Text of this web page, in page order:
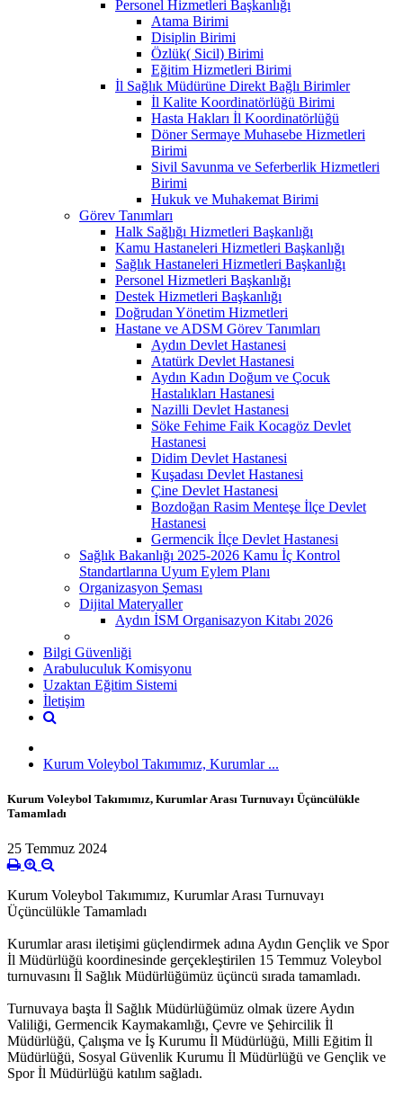
Personel Hizmetleri Başkanlığı
Atama Birimi
Disiplin Birimi
Özlük( Sicil) Birimi
Eğitim Hizmetleri Birimi
İl Sağlık Müdürüne Direkt Bağlı Birimler
İl Kalite Koordinatörlüğü Birimi
Hasta Hakları İl Koordinatörlüğü
Döner Sermaye Muhasebe Hizmetleri
Birimi
Sivil Savunma ve Seferberlik Hizmetleri
Birimi
Hukuk ve Muhakemat Birimi
Görev Tanımları
Halk Sağlığı Hizmetleri Başkanlığı
Kamu Hastaneleri Hizmetleri Başkanlığı
Sağlık Hastaneleri Hizmetleri Başkanlığı
Personel Hizmetleri Başkanlığı
Destek Hizmetleri Başkanlığı
Doğrudan Yönetim Hizmetleri
Hastane ve ADSM Görev Tanımları
Aydın Devlet Hastanesi
Atatürk Devlet Hastanesi
Aydın Kadın Doğum ve Çocuk
Hastalıkları Hastanesi
Nazilli Devlet Hastanesi
Söke Fehime Faik Kocagöz Devlet
Hastanesi
Didim Devlet Hastanesi
Kuşadası Devlet Hastanesi
Çine Devlet Hastanesi
Bozdoğan Rasim Menteşe İlçe Devlet
Hastanesi
Germencik İlçe Devlet Hastanesi
Sağlık Bakanlığı 2025-2026 Kamu İç Kontrol
Standartlarına Uyum Eylem Planı
Organizasyon Şeması
Dijital Materyaller
Aydın İSM Organisazyon Kitabı 2026
Bilgi Güvenliği
Arabuluculuk Komisyonu
Uzaktan Eğitim Sistemi
İletişim
Kurum Voleybol Takımımız, Kurumlar ...
Kurum Voleybol Takımımız, Kurumlar Arası Turnuvayı Üçüncülükle
Tamamladı
25 Temmuz 2024
Kurum Voleybol Takımımız, Kurumlar Arası Turnuvayı
Üçüncülükle Tamamladı
Kurumlar arası iletişimi güçlendirmek adına Aydın Gençlik ve Spor
İl Müdürlüğü koordinesinde gerçekleştirilen 15 Temmuz Voleybol
turnuvasını İl Sağlık Müdürlüğümüz üçüncü sırada tamamladı.
Turnuvaya başta İl Sağlık Müdürlüğümüz olmak üzere Aydın
Valiliği, Germencik Kaymakamlığı, Çevre ve Şehircilik İl
Müdürlüğü, Çalışma ve İş Kurumu İl Müdürlüğü, Milli Eğitim İl
Müdürlüğü, Sosyal Güvenlik Kurumu İl Müdürlüğü ve Gençlik ve
Spor İl Müdürlüğü katılım sağladı.